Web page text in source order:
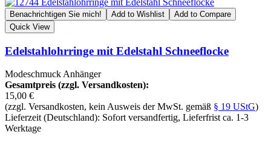
Benachrichtigen Sie mich! Add to Wishlist
Add to Compare
Quick View
Edelstahlohrringe mit Edelstahl Schneeflocke
Modeschmuck Anhänger
Gesamtpreis (zzgl. Versandkosten):
15,00 €
(zzgl. Versandkosten, kein Ausweis der MwSt. gemäß § 19 UStG)
Lieferzeit (Deutschland): Sofort versandfertig, Lieferfrist ca. 1-3
Werktage